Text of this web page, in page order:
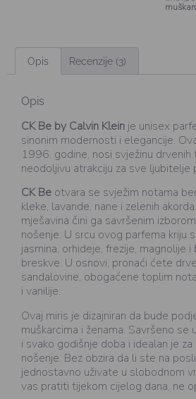
Opis Recenzije (3)
Opis
CK Be by Calvin Klein je unisex
sinonim modernosti i elegancije.
1996. godine, nosi svježinu
neodoljivu atrakciju za sve ljubitelje
CK Be otvara se svježim notama
kleke, lavande, nane i zelenih
mješavina čini ga savršenim
nošenje. U srcu ovog parfema kriju
jasmina, orhideje, frezije, magnolije
breskve. U osnovi, pronaći ćete
sandalovine, obogaćene toplim
i vanilije.
Ovaj miris je dizajniran da bude
muškarcima i ženama. Savršeno se
i svako godišnje doba i idealan je
nošenje. Bez obzira da li ste na
jednostavno uživate u slobodnom
vas pratiti tijekom cijelog dana, ne